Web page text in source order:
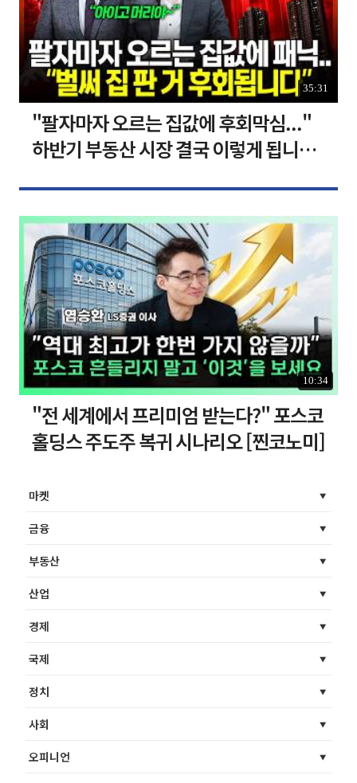
35:31
"팔자마자 오르는 집값에 후회막심..."
하반기 부동산 시장 결국 이렇게 됩니다 I
10:34
"전 세계에서 프리미엄 받는다?" 포스코
홀딩스 주도주 복귀 시나리오 [찐코노미]
마켓
금융
부동산
산업
경제
국제
정치
사회
오피니언